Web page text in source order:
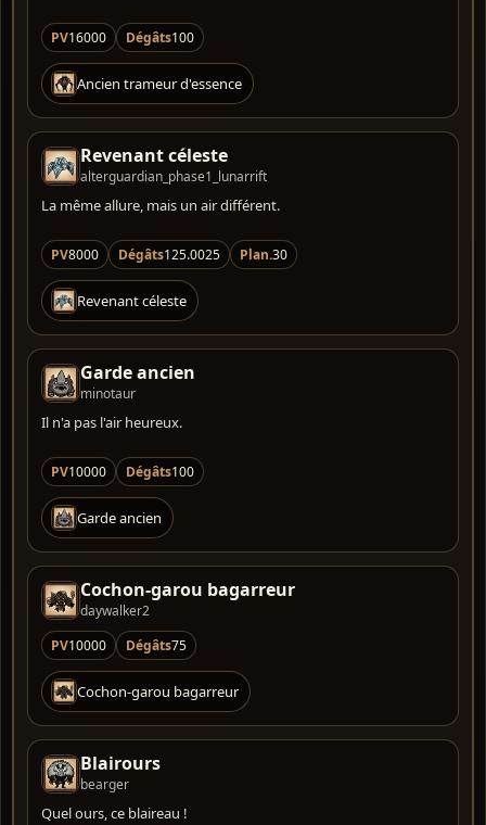
PV16000 Dégâts100
Ancien trameur d'essence
Revenant céleste
alterguardian_phase1_lunarrift
La même allure, mais un air différent.
PV8000 Dégâts125.0025 Plan.30
Revenant céleste
Garde ancien
minotaur
Il n'a pas l'air heureux.
PV10000 Dégâts100
Garde ancien
Cochon-garou bagarreur
daywalker2
PV10000 Dégâts75
Cochon-garou bagarreur
Blairours
bearger
Quel ours, ce blaireau !